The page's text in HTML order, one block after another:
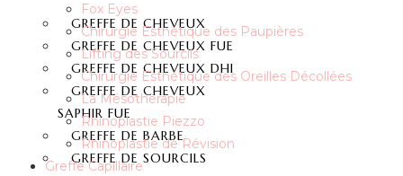
GREFFE DE CHEVEUX
GREFFE DE CHEVEUX FUE
GREFFE DE CHEVEUX DHI
GREFFE DE CHEVEUX
SAPHIR FUE
GREFFE DE BARBE
GREFFE DE SOURCILS
Fox Eyes
Chirurgie Esthétique des Paupières
Lifting des Sourcils
Chirurgie Esthétique des Oreilles Décollées
La Mésothérapie
Rhinoplastie Piezzo
Rhinoplastie de Révision
Greffe Capillaire